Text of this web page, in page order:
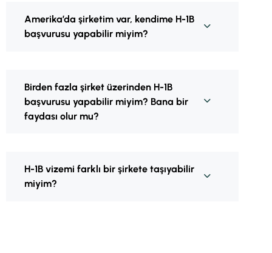
Amerika’da şirketim var, kendime H-1B
başvurusu yapabilir miyim?
Birden fazla şirket üzerinden H-1B
başvurusu yapabilir miyim? Bana bir
faydası olur mu?
H-1B vizemi farklı bir şirkete taşıyabilir
miyim?